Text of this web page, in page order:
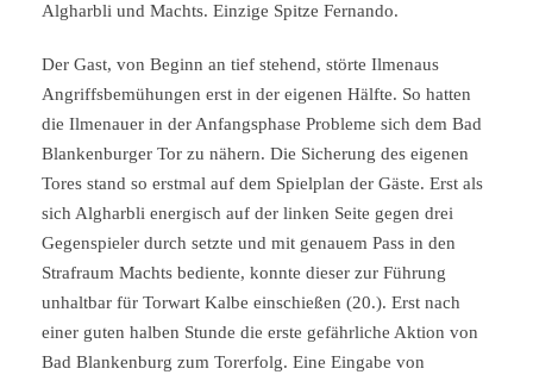
Algharbli und Machts. Einzige Spitze Fernando.
Der Gast, von Beginn an tief stehend, störte Ilmenaus
Angriffsbemühungen erst in der eigenen Hälfte. So hatten
die Ilmenauer in der Anfangsphase Probleme sich dem Bad
Blankenburger Tor zu nähern. Die Sicherung des eigenen
Tores stand so erstmal auf dem Spielplan der Gäste. Erst als
sich Algharbli energisch auf der linken Seite gegen drei
Gegenspieler durch setzte und mit genauem Pass in den
Strafraum Machts bediente, konnte dieser zur Führung
unhaltbar für Torwart Kalbe einschießen (20.). Erst nach
einer guten halben Stunde die erste gefährliche Aktion von
Bad Blankenburg zum Torerfolg. Eine Eingabe von